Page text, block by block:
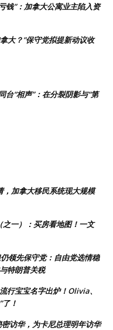
钱”：加拿大公寓业主陷入资
大？”保守党拟提新动议收
“相声”：在分裂阴影与“第
，加拿大移民系统现大规模
一）：买房看地图！一文
领先保守党：自由党选情稳
特朗普关税
行宝宝名字出炉！Olivia、
！
访华，为卡尼总理明年访华